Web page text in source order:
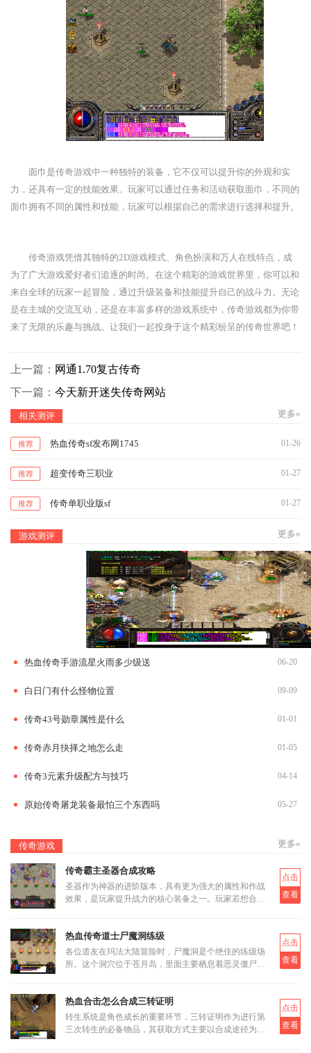
面巾是传奇游戏中一种独特的装备，它不仅可以提升你的外观和实
力，还具有一定的技能效果。玩家可以通过任务和活动获取面巾，不同的
面巾拥有不同的属性和技能，玩家可以根据自己的需求进行选择和提升。
传奇游戏凭借其独特的2D游戏模式、角色扮演和万人在线特点，成
为了广大游戏爱好者们追逐的时尚。在这个精彩的游戏世界里，你可以和
来自全球的玩家一起冒险，通过升级装备和技能提升自己的战斗力。无论
是在主城的交流互动，还是在丰富多样的游戏系统中，传奇游戏都为你带
来了无限的乐趣与挑战。让我们一起投身于这个精彩纷呈的传奇世界吧！
上一篇： 网通1.70复古传奇
下一篇： 今天新开迷失传奇网站
相关测评 更多»
推荐 热血传奇sf发布网1745 01-26
推荐 超变传奇三职业 01-27
推荐 传奇单职业版sf 01-27
游戏测评 更多»
热血传奇手游流星火雨多少级送 06-20
白日门有什么怪物位置 09-09
传奇43号勋章属性是什么 01-01
传奇赤月抉择之地怎么走 01-05
传奇3元素升级配方与技巧 04-14
原始传奇屠龙装备最怕三个东西吗 05-27
传奇游戏 更多»
传奇霸主圣器合成攻略
圣器作为神器的进阶版本，具有更为强大的属性和作战
效果，是玩家提升战力的核心装备之一。玩家若想合成
点击
查看
热血传奇道士尸魔洞练级
各位道友在玛法大陆冒险时，尸魔洞是个绝佳的练级场
所。这个洞穴位于苍月岛，里面主要栖息着恶灵僵尸和
点击
查看
热血合击怎么合成三转证明
转生系统是角色成长的重要环节，三转证明作为进行第
三次转生的必备物品，其获取方式主要以合成途径为
点击
查看